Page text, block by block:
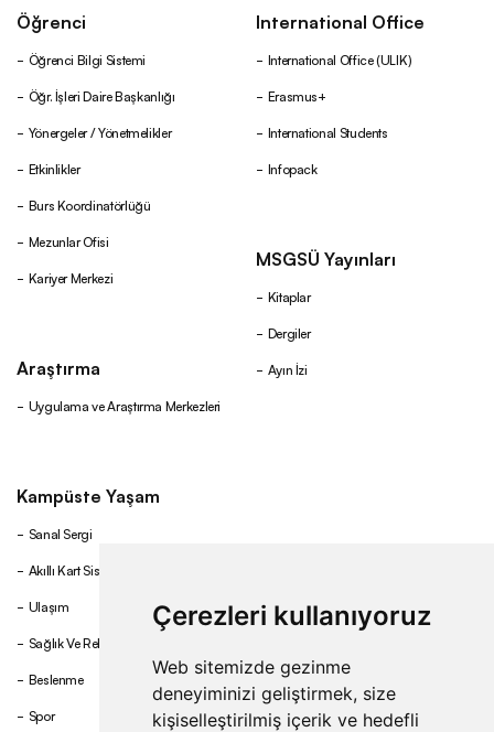
Çerezleri kullanıyoruz
Web sitemizde gezinme
deneyiminizi geliştirmek, size
kişiselleştirilmiş içerik ve hedefli
Öğrenci
Öğrenci Bilgi Sistemi
Öğr. İşleri Daire Başkanlığı
Yönergeler / Yönetmelikler
Etkinlikler
Burs Koordinatörlüğü
Mezunlar Ofisi
Kariyer Merkezi
Araştırma
Uygulama ve Araştırma Merkezleri
International Office
International Office (ULIK)
Erasmus+
International Students
Infopack
MSGSÜ Yayınları
Kitaplar
Dergiler
Ayın İzi
Kampüste Yaşam
Sanal Sergi
Akıllı Kart Sistemi
Ulaşım
Sağlık Ve Rehberlik
Beslenme
Spor